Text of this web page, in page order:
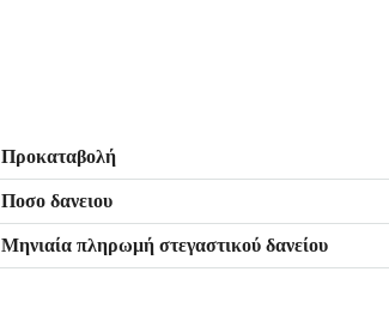
Προκαταβολή
Ποσο δανειου
Μηνιαία πληρωμή στεγαστικού δανείου